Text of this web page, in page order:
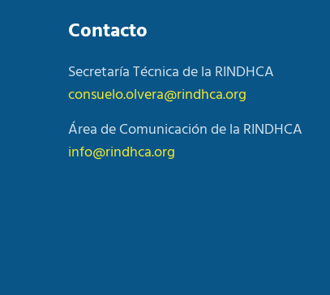
Contacto
Secretaría Técnica de la RINDHCA
consuelo.olvera@rindhca.org
Área de Comunicación de la RINDHCA
info@rindhca.org